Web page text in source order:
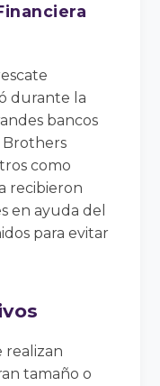
durante la
bancos
Brothers
como
recibieron
en ayuda del
para evitar
realizan
tamaño o